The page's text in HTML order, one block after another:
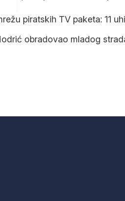
piratskih TV paketa: 11
obradovao mladog